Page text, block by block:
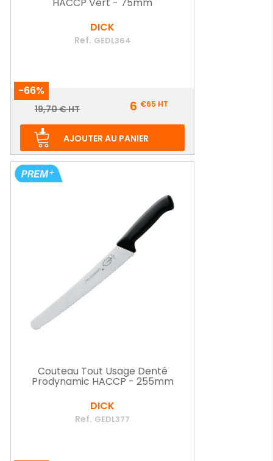
DICK
Ref. GEDL364
-66%
Prix
Prix
base
19,70 € HT 6 €65 HT
AJOUTER AU PANIER
Couteau Tout Usage Denté
Prodynamic HACCP - 255mm
DICK
Ref. GEDL377